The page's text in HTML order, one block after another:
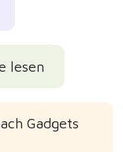
lesen
Gadgets